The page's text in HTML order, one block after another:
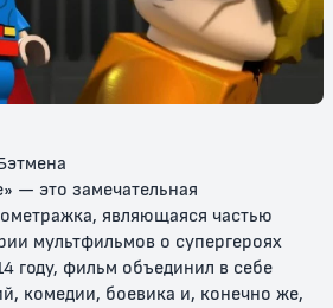
ЛЕГО Ниндзяго Фильм
6+
— это замечательная
являющаяся частью
мультфильмов о супергероях
году, фильм объединил в себе
комедии, боевика и, конечно же,